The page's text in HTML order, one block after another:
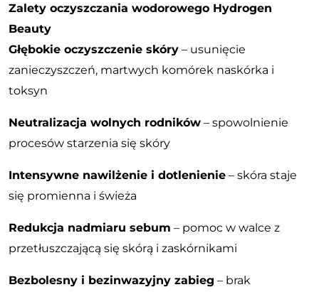
Zalety oczyszczania wodorowego Hydrogen
Beauty
Głębokie oczyszczenie skóry – usunięcie
zanieczyszczeń, martwych komórek naskórka i
toksyn
Neutralizacja wolnych rodników – spowolnienie
procesów starzenia się skóry
Intensywne nawilżenie i dotlenienie – skóra staje
się promienna i świeża
Redukcja nadmiaru sebum – pomoc w walce z
przetłuszczającą się skórą i zaskórnikami
Bezbolesny i bezinwazyjny zabieg – brak